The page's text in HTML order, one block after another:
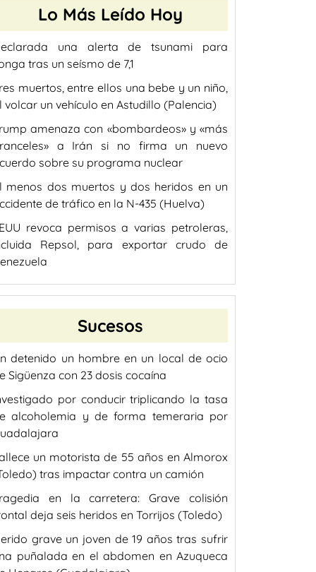
Lo Más Leído Hoy
una alerta de tsunami para
tras un seísmo de 7,1
muertos, entre ellos una bebe y un niño,
volcar un vehículo en Astudillo (Palencia)
amenaza con «bombardeos» y «más
a Irán si no firma un nuevo
sobre su programa nuclear
menos dos muertos y dos heridos en un
de tráfico en la N-435 (Huelva)
revoca permisos a varias petroleras,
Repsol, para exportar crudo de
Sucesos
detenido un hombre en un local de ocio
Sigüenza con 23 dosis cocaína
por conducir triplicando la tasa
alcoholemia y de forma temeraria por
un motorista de 55 años en Almorox
tras impactar contra un camión
en la carretera: Grave colisión
deja seis heridos en Torrijos (Toledo)
grave un joven de 19 años tras sufrir
puñalada en el abdomen en Azuqueca